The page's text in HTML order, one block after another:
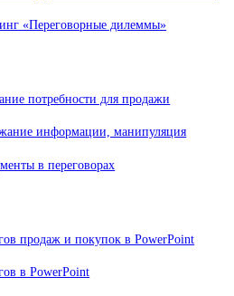
«Переговорные дилеммы»
потребности для продажи
информации, манипуляция
в переговорах
продаж и покупок в PowerPoint
в PowerPoint